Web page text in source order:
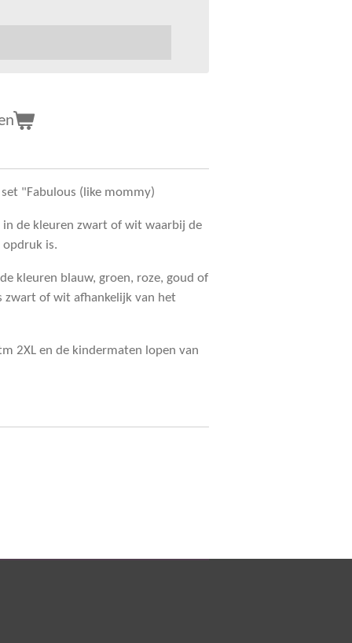
"Fabulous (like mommy)
in de kleuren zwart of wit waarbij de
is.
kleuren blauw, groen, roze, goud of
zwart of wit afhankelijk van het
2XL en de kindermaten lopen van